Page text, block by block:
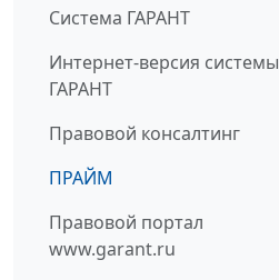
Система ГАРАНТ
Интернет-версия системы
ГАРАНТ
Правовой консалтинг
ПРАЙМ
Правовой портал
www.garant.ru